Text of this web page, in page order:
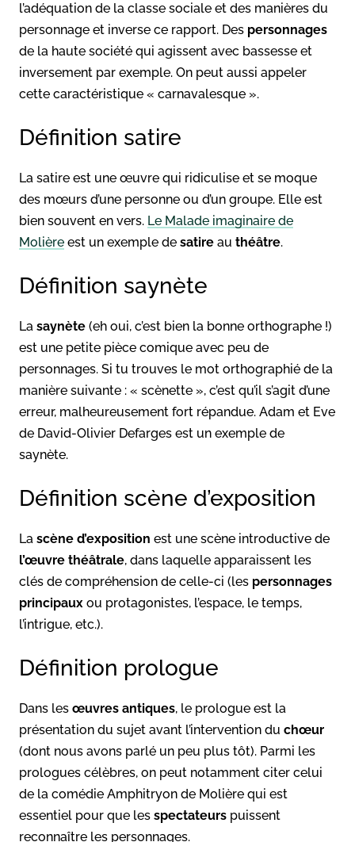
l’adéquation de la classe sociale et des manières du
personnage et inverse ce rapport. Des personnages
de la haute société qui agissent avec bassesse et
inversement par exemple. On peut aussi appeler
cette caractéristique « carnavalesque ».
Définition satire
La satire est une œuvre qui ridiculise et se moque
des mœurs d’une personne ou d’un groupe. Elle est
bien souvent en vers. Le Malade imaginaire de
Molière est un exemple de satire au théâtre.
Définition saynète
La saynète (eh oui, c’est bien la bonne orthographe !)
est une petite pièce comique avec peu de
personnages. Si tu trouves le mot orthographié de la
manière suivante : « scènette », c’est qu’il s’agit d’une
erreur, malheureusement fort répandue. Adam et Eve
de David-Olivier Defarges est un exemple de
saynète.
Définition scène d’exposition
La scène d’exposition est une scène introductive de
l’œuvre théâtrale, dans laquelle apparaissent les
clés de compréhension de celle-ci (les personnages
principaux ou protagonistes, l’espace, le temps,
l’intrigue, etc.).
Définition prologue
Dans les œuvres antiques, le prologue est la
présentation du sujet avant l’intervention du chœur
(dont nous avons parlé un peu plus tôt). Parmi les
prologues célèbres, on peut notamment citer celui
de la comédie Amphitryon de Molière qui est
essentiel pour que les spectateurs puissent
reconnaître les personnages.